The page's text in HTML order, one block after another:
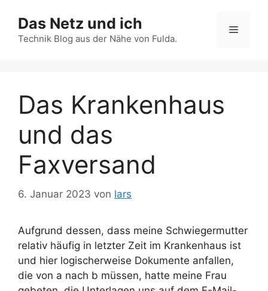
Inhalt
springen
Das Netz und ich
Technik Blog aus der Nähe von Fulda.
Menü
Das Krankenhaus
und das
Faxversand
6. Januar 2023 von lars
Aufgrund dessen, dass meine Schwiegermutter
relativ häufig in letzter Zeit im Krankenhaus ist
und hier logischerweise Dokumente anfallen,
die von a nach b müssen, hatte meine Frau